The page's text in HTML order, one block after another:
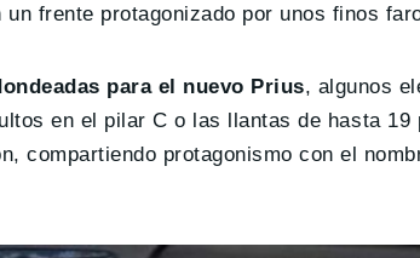
un frente protagonizado por unos finos
para el nuevo Prius, algunos
en el pilar C o las llantas de hasta 19
compartiendo protagonismo con el